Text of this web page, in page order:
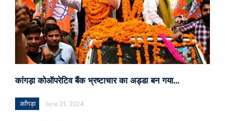
कांगड़ा कोऑपरेटिव बैंक भ्रष्टाचार का अड्डा बन गया…
काँगड़ा June 21, 2024